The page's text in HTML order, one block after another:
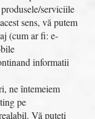
serviciile
sens, vă putem
(cum ar fi: e-
informatii
ne întemeiem
pe
Vă puteți